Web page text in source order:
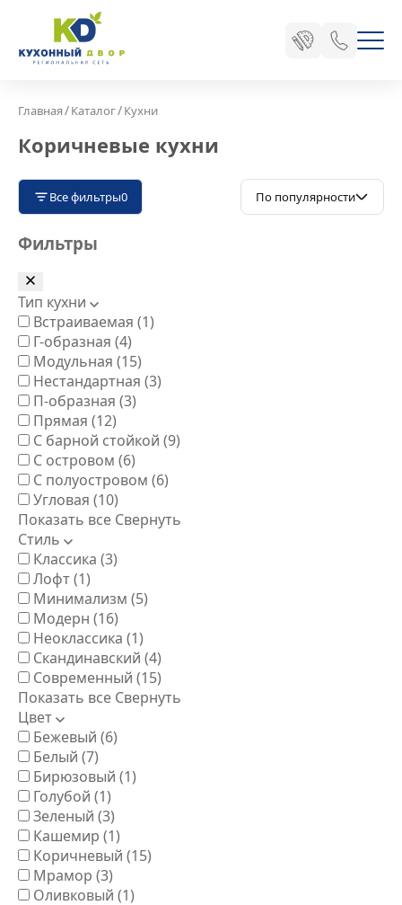
Главная/Каталог/Кухни
Коричневые кухни
Все фильтры0
Фильтры
Тип кухни
Встраиваемая (1)
Г-образная (4)
Модульная (15)
Нестандартная (3)
П-образная (3)
Прямая (12)
С барной стойкой (9)
С островом (6)
С полуостровом (6)
Угловая (10)
Показать все Свернуть
Стиль
Классика (3)
Лофт(1)
Минимализм (5)
Модерн (16)
Неоклассика (1)
Скандинавский (4)
Современный (15)
Показать все Свернуть
Цвет
Бежевый (6)
Белый (7)
Бирюзовый (1)
Голубой (1)
Зеленый (3)
Кашемир (1)
Коричневый (15)
Мрамор (3)
Оливковый (1)
По популярности